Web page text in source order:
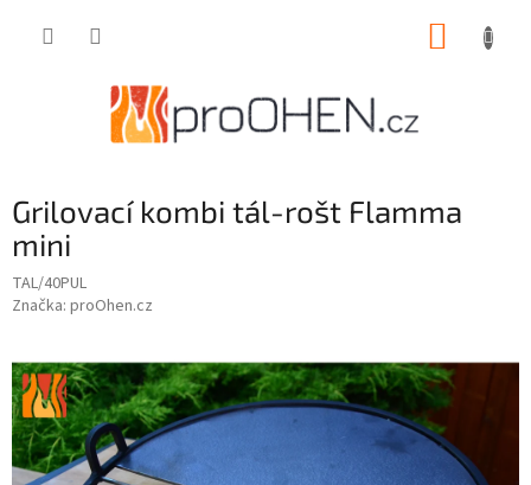
Grilovací kombi tál-rošt Flamma
mini
TAL/40PUL
Značka: proOhen.cz